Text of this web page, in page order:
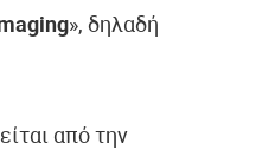
», δηλαδή
από την